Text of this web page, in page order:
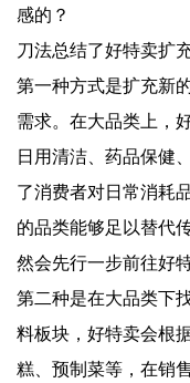
感的？
刀法总结了好特卖扩
第一种方式是扩充新
需求。在大品类上，
日用清洁、药品保健
了消费者对日常消耗
的品类能够足以替代
然会先行一步前往好
第二种是在大品类下
料板块，好特卖会根
糕、预制菜等，在销